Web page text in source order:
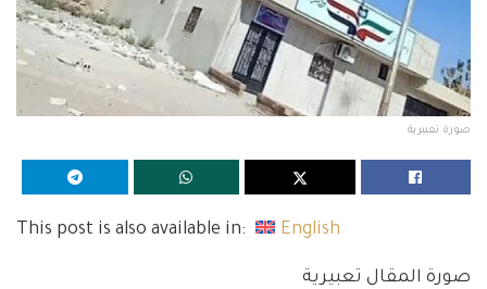
صورة تعبيرية
This post is also available in: English
صورة المقال تعبيرية